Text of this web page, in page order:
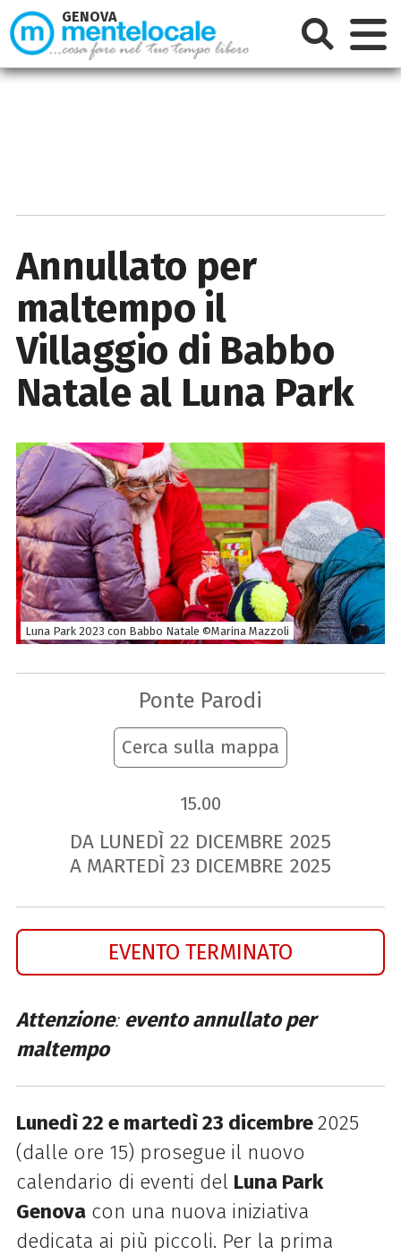
Annullato per
maltempo il
Villaggio di Babbo
Natale al Luna Park
Luna Park 2023 con Babbo Natale ©Marina Mazzoli
Ponte Parodi
Cerca sulla mappa
15.00
DA LUNEDÌ 22 DICEMBRE 2025
A MARTEDÌ 23 DICEMBRE 2025
EVENTO TERMINATO
Attenzione: evento annullato per
maltempo
Lunedì 22 e martedì 23 dicembre2025
(dalle ore 15) prosegue il nuovo
calendario di eventi del Luna Park
Genovacon una nuova iniziativa
dedicata ai più piccoli. Per la prima
GENOVA